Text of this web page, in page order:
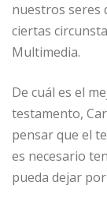
nuestros seres
ciertas
Multimedia.
De cuál es el
testamento,
pensar que el
es necesario
pueda dejar